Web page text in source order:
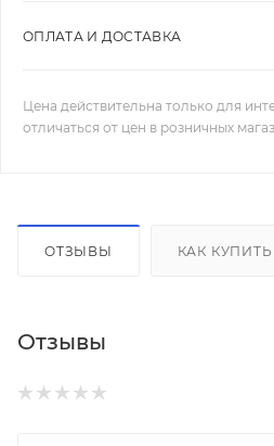
ОПЛАТА И ДОСТАВКА
Цена действительна только для
отличаться от цен в розничных
ОТЗЫВЫ КАК КУПИТЬ
Отзывы